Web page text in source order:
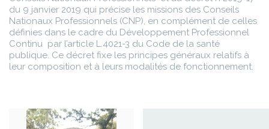
du 9 janvier 2019 qui précise les missions des Conseils
Nationaux Professionnels (CNP), en complément de celles
définies dans le cadre du Développement Professionnel
Continu par l’article L.4021-3 du Code de la santé
publique. Ce décret fixe les principes généraux relatifs à
leur composition et à leurs modalités de fonctionnement.